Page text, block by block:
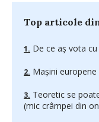
Top articole
De ce aş vota
Mașini
Teoretic se
(mic crâmpei din